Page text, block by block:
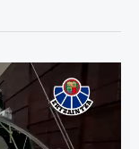
p
ar
tir